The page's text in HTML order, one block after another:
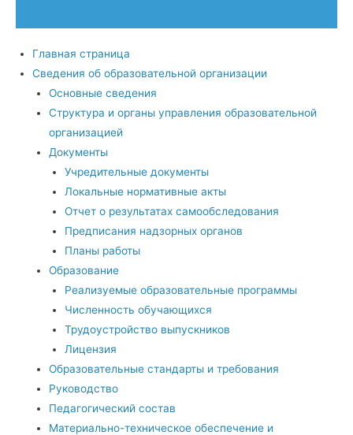
Главная страница
Сведения об образовательной организации
Основные сведения
Структура и органы управления образовательной
организацией
Документы
Учредительные документы
Локальные нормативные акты
Отчет о результатах самообследования
Предписания надзорных органов
Планы работы
Образование
Реализуемые образовательные программы
Численность обучающихся
Трудоустройство выпускников
Лицензия
Образовательные стандарты и требования
Руководство
Педагогический состав
Материально-техническое обеспечение и